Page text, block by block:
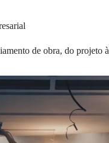
de obra, do projeto à